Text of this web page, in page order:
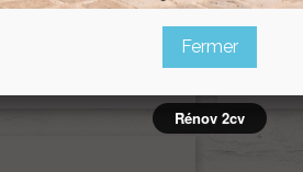
Fermer
Rénov 2cv